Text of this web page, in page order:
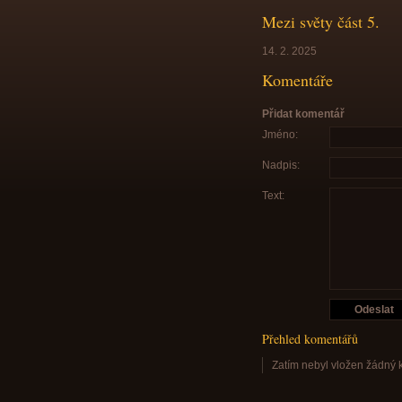
Mezi světy část 5.
14. 2. 2025
Komentáře
Přidat komentář
Jméno:
Nadpis:
Text:
Přehled komentářů
Zatím nebyl vložen žádný